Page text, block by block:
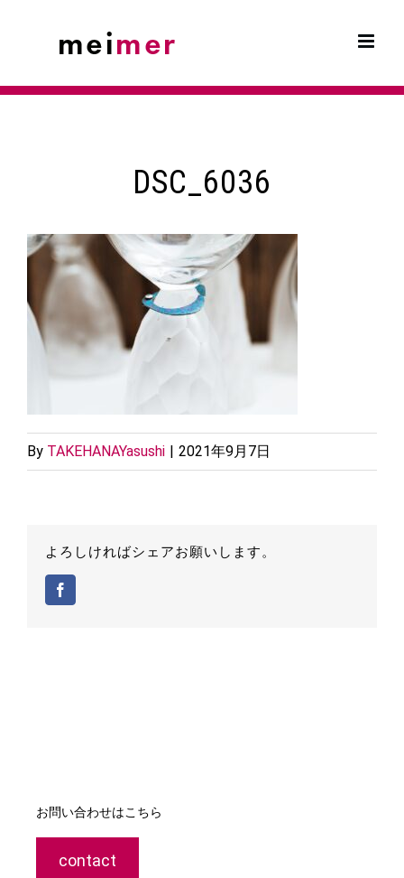
DSC_6036
By TAKEHANAYasushi | 2021年9月7日
よろしければシェアお願いします。
お問い合わせはこちら
contact